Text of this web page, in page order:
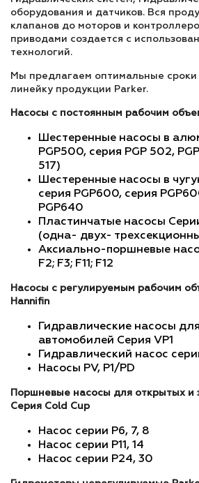
оборудования и датчиков. Вся
клапанов до моторов и
приводами создается с
технологий.
Мы предлагаем оптимальные
линейку продукции Parker.
Насосы с постоянным рабочим
Шестеренные насосы в
PGP500, серия PGP 502,
517)
Шестеренные насосы в
серия PGP600, серия
PGP640
Пластинчатые насосы
(одна- двух-
Аксиально-поршневые
F2; F3; F11; F12
Насосы с регулируемым рабочим
Hannifin
Гидравлические насосы
автомобилей Серия VP1
Гидравлический насос
Насосы PV, P1/PD
Поршневые насосы для открытых и
Серия Cold Cup
Насос серии P6, 7, 8
Насос серии P11, 14
Насос серии P24, 30